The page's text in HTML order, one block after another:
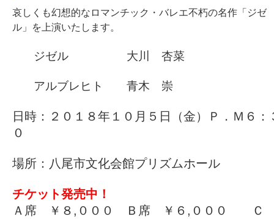
哀しくも幻想的なロマンチック・バレエ不朽の名作「ジゼ
ル」を上演いたします。
ジゼル 大川 杏菜
アルブレヒト 青木 崇
日時：２０１８年１０月５日（金）Ｐ．Ｍ６：
０
場所：八尾市文化会館プリズムホール
チケット発売中！
Ａ席 ￥８,０００ Ｂ席 ￥６,０００ Ｃ